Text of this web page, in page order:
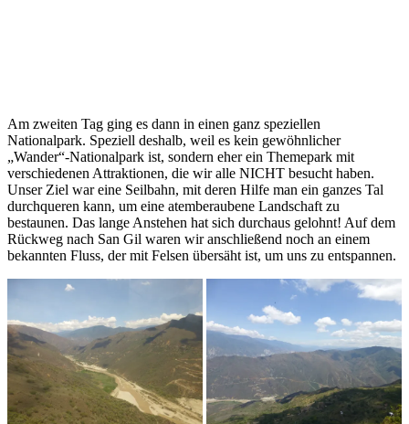
Am zweiten Tag ging es dann in einen ganz speziellen
Nationalpark. Speziell deshalb, weil es kein gewöhnlicher
„Wander“-Nationalpark ist, sondern eher ein Themepark mit
verschiedenen Attraktionen, die wir alle NICHT besucht haben.
Unser Ziel war eine Seilbahn, mit deren Hilfe man ein ganzes Tal
durchqueren kann, um eine atemberaubene Landschaft zu
bestaunen. Das lange Anstehen hat sich durchaus gelohnt! Auf dem
Rückweg nach San Gil waren wir anschließend noch an einem
bekannten Fluss, der mit Felsen übersäht ist, um uns zu entspannen.